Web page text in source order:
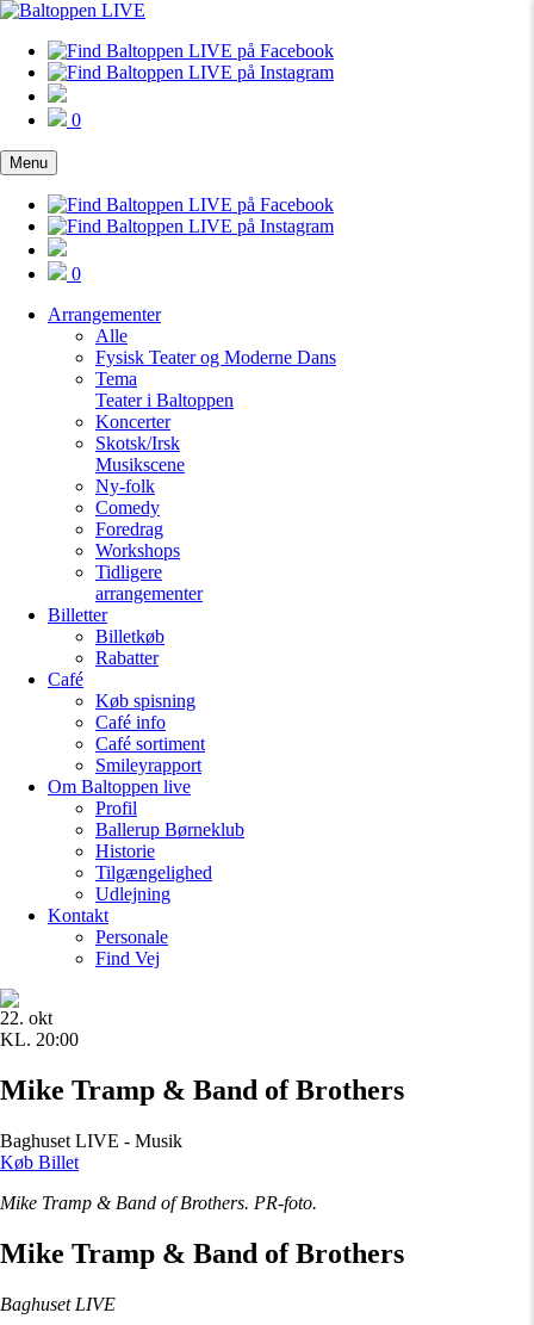
0
Menu
0
Arrangementer
Alle
Fysisk Teater og Moderne Dans
Tema
Teater i Baltoppen
Koncerter
Skotsk/Irsk
Musikscene
Ny-folk
Comedy
Foredrag
Workshops
Tidligere
arrangementer
Billetter
Billetkøb
Rabatter
Café
Køb spisning
Café info
Café sortiment
Smileyrapport
Om Baltoppen live
Profil
Ballerup Børneklub
Historie
Tilgængelighed
Udlejning
Kontakt
Personale
Find Vej
22. okt
KL. 20:00
Mike Tramp & Band of Brothers
Baghuset LIVE - Musik
Køb Billet
Mike Tramp & Band of Brothers. PR-foto.
Mike Tramp & Band of Brothers
Baghuset LIVE